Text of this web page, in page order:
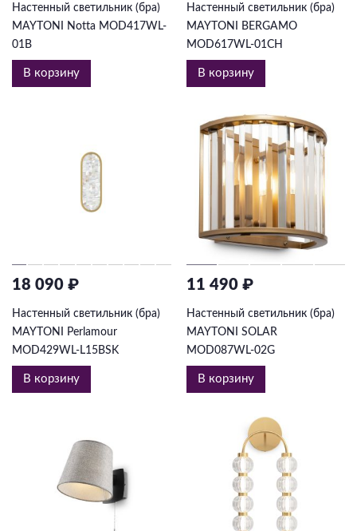
Настенный светильник (бра)
MAYTONI Notta MOD417WL-
01B
В корзину
Настенный светильник (бра)
MAYTONI BERGAMO
MOD617WL-01CH
В корзину
18 090 ₽
Настенный светильник (бра)
MAYTONI Perlamour
MOD429WL-L15BSK
В корзину
11 490 ₽
Настенный светильник (бра)
MAYTONI SOLAR
MOD087WL-02G
В корзину